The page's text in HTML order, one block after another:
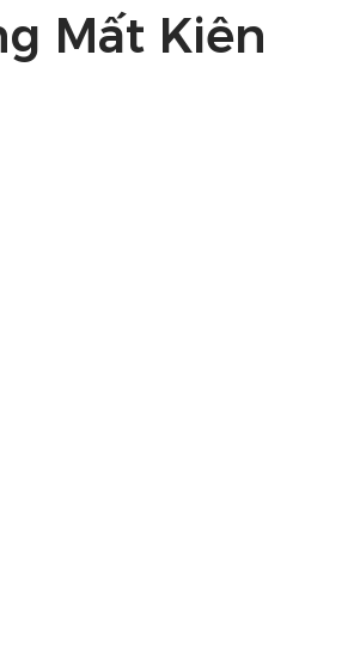
Mất Kiên